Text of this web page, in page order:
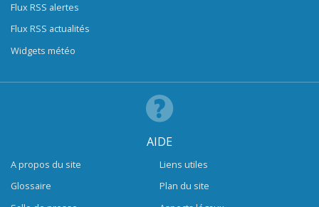
Flux RSS alertes
Flux RSS actualités
Widgets météo
AIDE
A propos du site
Glossaire
Liens utiles
Plan du site